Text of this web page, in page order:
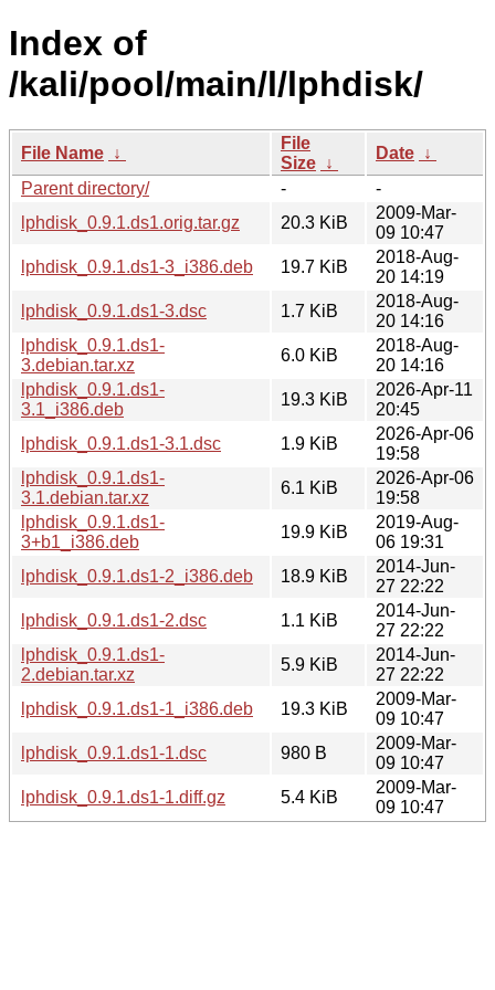
Index of
/kali/pool/main/l/lphdisk/
File Name ↓
File
Size ↓
Date ↓
Parent directory/
-
-
lphdisk_0.9.1.ds1.orig.tar.gz
20.3 KiB
2009-Mar-
09 10:47
lphdisk_0.9.1.ds1-3_i386.deb
19.7 KiB
2018-Aug-
20 14:19
lphdisk_0.9.1.ds1-3.dsc
1.7 KiB
2018-Aug-
20 14:16
lphdisk_0.9.1.ds1-
3.debian.tar.xz
6.0 KiB
2018-Aug-
20 14:16
lphdisk_0.9.1.ds1-
3.1_i386.deb
19.3 KiB
2026-Apr-11
20:45
lphdisk_0.9.1.ds1-3.1.dsc
1.9 KiB
2026-Apr-06
19:58
lphdisk_0.9.1.ds1-
3.1.debian.tar.xz
6.1 KiB
2026-Apr-06
19:58
lphdisk_0.9.1.ds1-
3+b1_i386.deb
19.9 KiB
2019-Aug-
06 19:31
lphdisk_0.9.1.ds1-2_i386.deb
18.9 KiB
2014-Jun-
27 22:22
lphdisk_0.9.1.ds1-2.dsc
1.1 KiB
2014-Jun-
27 22:22
lphdisk_0.9.1.ds1-
2.debian.tar.xz
5.9 KiB
2014-Jun-
27 22:22
lphdisk_0.9.1.ds1-1_i386.deb
19.3 KiB
2009-Mar-
09 10:47
lphdisk_0.9.1.ds1-1.dsc
980 B
2009-Mar-
09 10:47
lphdisk_0.9.1.ds1-1.diff.gz
5.4 KiB
2009-Mar-
09 10:47